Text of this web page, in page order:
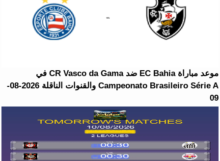
موعد مباراة EC Bahia ضد CR Vasco da Gama في
Campeonato Brasileiro Série A والقنوات الناقلة 2026-08-
09